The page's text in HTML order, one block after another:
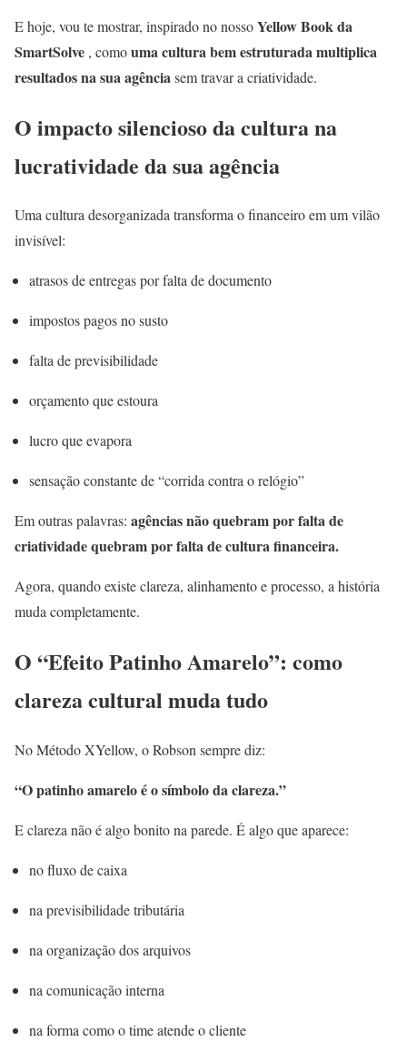
E hoje, vou te mostrar, inspirado no nossoYellow Book da
SmartSolve , comouma cultura bem estruturada multiplica
resultados na sua agênciasem travar a criatividade.
O impacto silencioso da cultura na
lucratividade da sua agência
Uma cultura desorganizada transforma o financeiro em um vilão
invisível:
atrasos de entregas por falta de documento
impostos pagos no susto
falta de previsibilidade
orçamento que estoura
lucro que evapora
sensação constante de “corrida contra o relógio”
Em outras palavras: agências não quebram por falta de
criatividade quebram por falta de cultura financeira.
Agora, quando existe clareza, alinhamento e processo, a história
muda completamente.
O “Efeito Patinho Amarelo”: como
clareza cultural muda tudo
No Método XYellow, o Robson sempre diz:
“O patinho amarelo é o símbolo da clareza.”
E clareza não é algo bonito na parede. É algo que aparece:
no fluxo de caixa
na previsibilidade tributária
na organização dos arquivos
na comunicação interna
na forma como o time atende o cliente